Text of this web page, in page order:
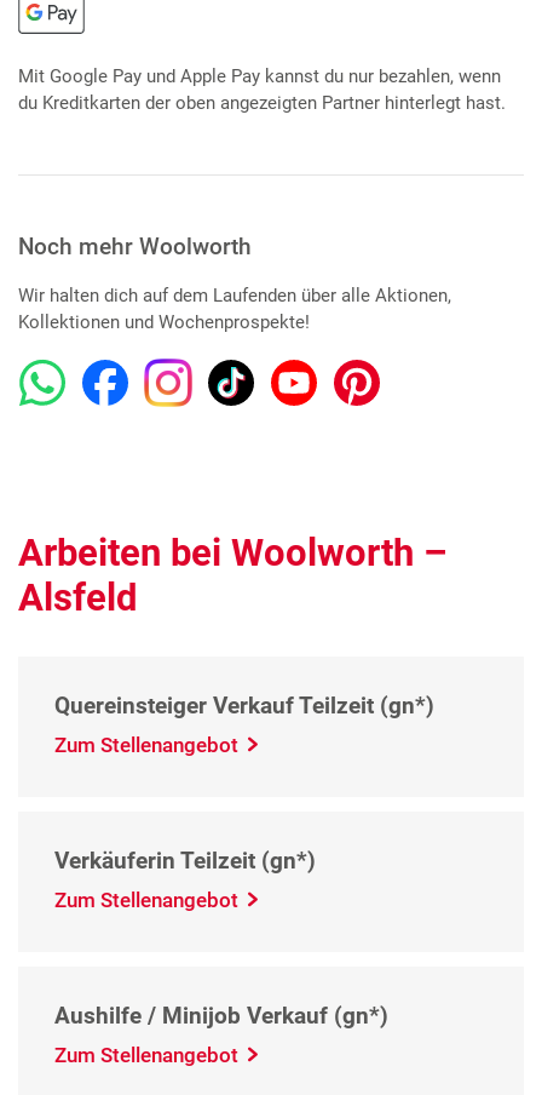
Mit Google Pay und Apple Pay kannst du nur bezahlen, wenn
du Kreditkarten der oben angezeigten Partner hinterlegt hast.
Noch mehr Woolworth
Wir halten dich auf dem Laufenden über alle Aktionen,
Kollektionen und Wochenprospekte!
Arbeiten bei Woolworth –
Alsfeld
Quereinsteiger Verkauf Teilzeit (gn*)
Zum Stellenangebot
Verkäuferin Teilzeit (gn*)
Zum Stellenangebot
Aushilfe / Minijob Verkauf (gn*)
Zum Stellenangebot